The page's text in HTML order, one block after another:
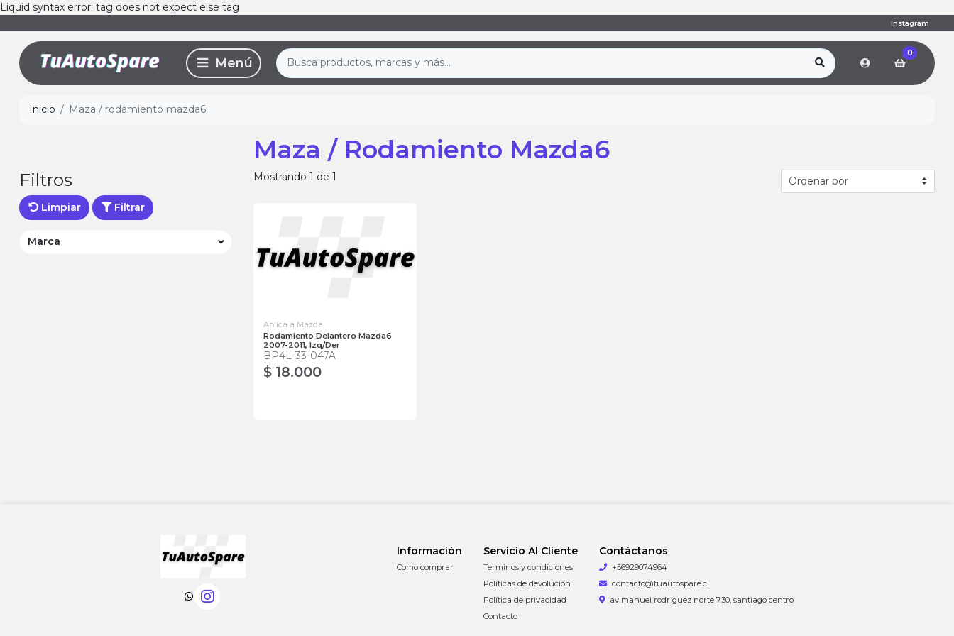
Liquid syntax error: tag does not expect else tag
Instagram
0
Inicio Maza / rodamiento mazda6
Maza / Rodamiento Mazda6
Filtros
Limpiar Filtrar
Marca
Mostrando 1 de 1
Aplica a Mazda
Rodamiento Delantero Mazda6
2007-2011, Izq/Der
BP4L-33-047A
$ 18.000
Información
Como comprar
Servicio Al Cliente
Terminos y condiciones
Políticas de devolución
Política de privacidad
Contacto
Contáctanos
+56929074964
contacto@tuautospare.cl
av manuel rodriguez norte 730, santiago centro